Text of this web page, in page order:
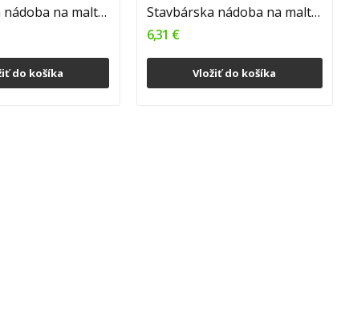
Stavbárska nádoba na maltu hranatá 40 L , malá...
do košíka
Stavbárska nádoba na maltu hranatá 60 L ,...
6,31 €
Vložiť do košíka